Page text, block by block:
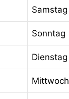
Samstag
Sonntag
Dienstag
Mittwoch